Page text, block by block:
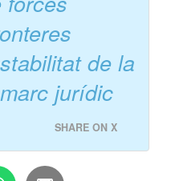
de la
jurídic
SHARE ON X